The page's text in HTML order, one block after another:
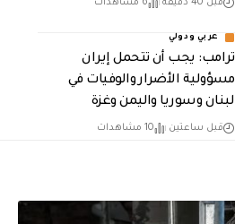
قبل 40 دقيقة 6 مشاهدات
عربي ودولي
ترامب: يجب أن تتحمل إيران
مسؤولية الأضرار والوفيات في
لبنان وسوريا واليمن وغزة
قبل ساعتين 10 مشاهدات